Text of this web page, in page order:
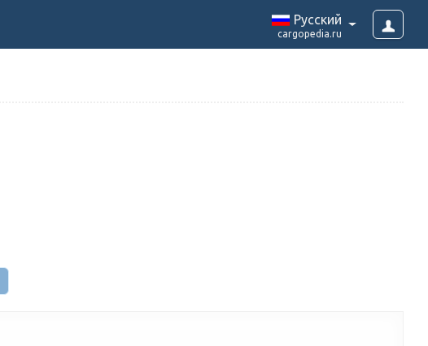
Pусский
cargopedia.ru